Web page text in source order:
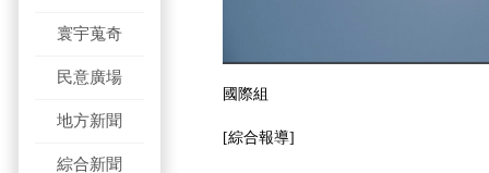
寰宇蒐奇
民意廣場
地方新聞
綜合新聞
國際組
[綜合報導]